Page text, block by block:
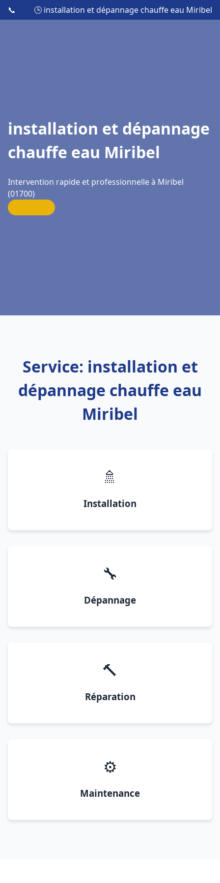
📞 🕒 installation et dépannage chauffe eau Miribel
installation et dépannage
chauffe eau Miribel
Intervention rapide et professionnelle à Miribel
(01700)
Service: installation et
dépannage chauffe eau
Miribel
🚿
Installation
🔧
Dépannage
🔨
Réparation
⚙️
Maintenance